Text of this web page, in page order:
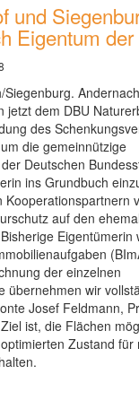
und
Eigentum
jetzt dem DBU
des
die gemeinnützige
Deutschen
ins Grundbuch
Kooperationspartnern
auf den
Eigentümerin
der einzelnen
übernehmen wir
Josef Feldmann,
ist, die Flächen
Zustand für